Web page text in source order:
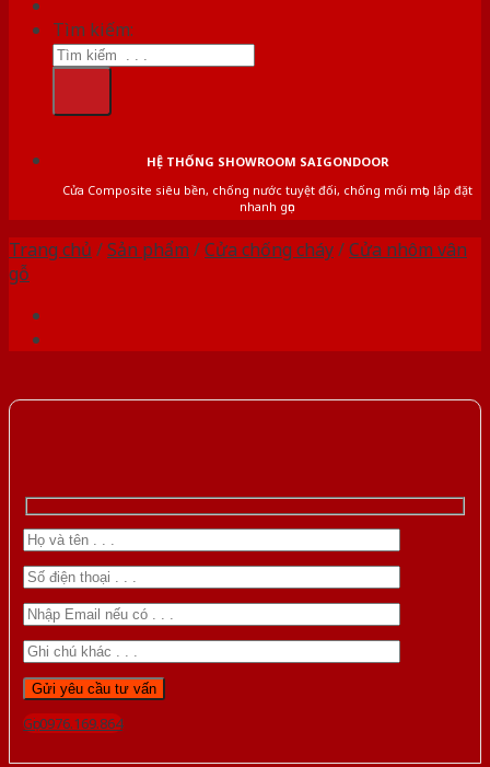
Tìm kiếm:
HỆ THỐNG SHOWROOM SAIGONDOOR
Cửa Composite siêu bền, chống nước tuyệt đối, chống mối mọt, lắp đặt
nhanh gọn
Trang chủ /Sản phẩm /Cửa chống cháy/Cửa nhôm vân
gỗ
Gọi 0976.169.864